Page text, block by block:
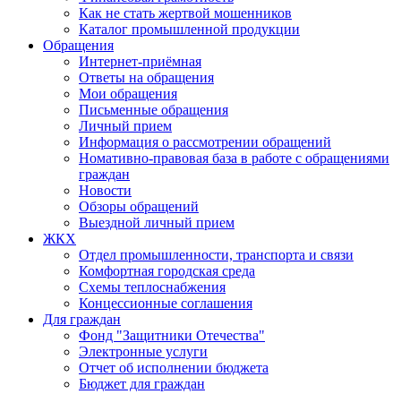
Как не стать жертвой мошенников
Каталог промышленной продукции
Обращения
Интернет-приёмная
Ответы на обращения
Мои обращения
Письменные обращения
Личный прием
Информация о рассмотрении обращений
Номативно-правовая база в работе с обращениями
граждан
Новости
Обзоры обращений
Выездной личный прием
ЖКХ
Отдел промышленности, транспорта и связи
Комфортная городская среда
Схемы теплоснабжения
Концессионные соглашения
Для граждан
Фонд "Защитники Отечества"
Электронные услуги
Отчет об исполнении бюджета
Бюджет для граждан